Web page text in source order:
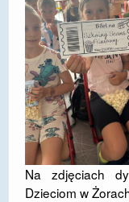
Na zdjęciach
Dzieciom w